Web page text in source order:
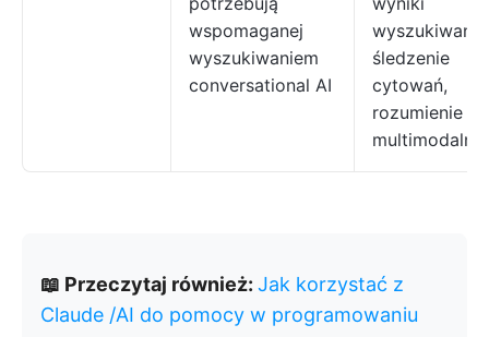
wspomaganej
wyszukiwaniem
conversational AI
śledzenie
cytowań,
rozumienie
multimodalne
📖 Przeczytaj również: Jak korzystać z
Claude /AI do pomocy w programowaniu